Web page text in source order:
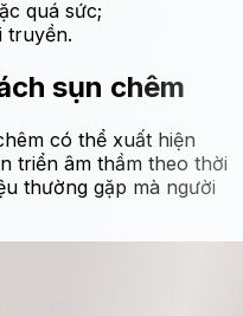
quá sức;
truyền.
sụn chêm
có thể xuất hiện
triển âm thầm theo thời
thường gặp mà người